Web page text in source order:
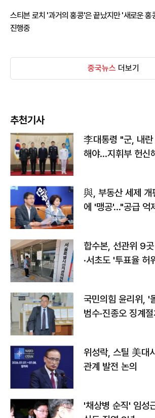
스티븐 로치 '과거의 홍콩'은 끝났지만 '새로운 홍
진행중
중국뉴스 더보기
추천기사
李대통령 "군, 내
해야…지휘부 헌신
與, 부동산 세제 개
에 '맹공'…"공급 억
합수본, 선관위 9
·서초도 '투표율 허
국민의힘 윤리위, '
범수·진종오 징계
위성락, 스틸 美대
관계 발전 논의
'채상병 순직' 임성